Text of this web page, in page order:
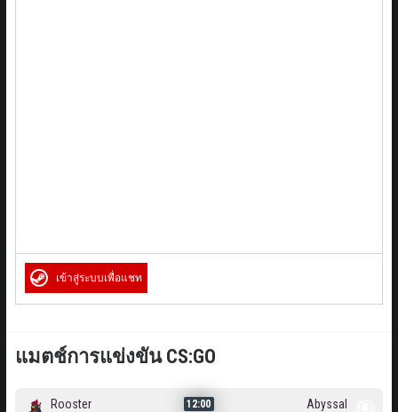
แมตช์การแข่งขัน CS:GO
Rooster 12:00 Abyssal
เข้าสู่ระบบเพื่อแชท